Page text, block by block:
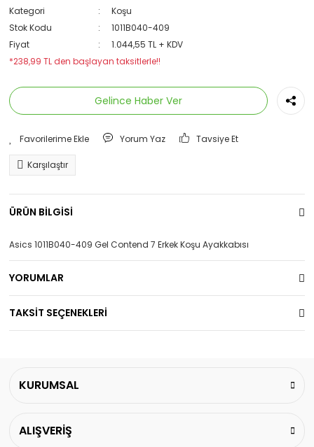
Kategori
Koşu
Stok Kodu
1011B040-409
Fiyat
1.044,55 TL + KDV
*238,99 TL den başlayan taksitlerle!!
Gelince Haber Ver
Yorum Yaz Tavsiye Et
Karşılaştır
ÜRÜN BİLGİSİ
Asics 1011B040-409 Gel Contend 7 Erkek Koşu Ayakkabısı
YORUMLAR
TAKSİT SEÇENEKLERİ
KURUMSAL
ALIŞVERİŞ